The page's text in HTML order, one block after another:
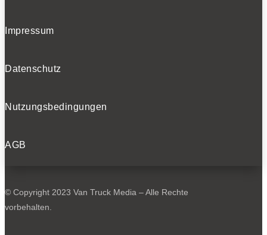
Impressum
Datenschutz
Nutzungsbedingungen
AGB
© Copyright 2023 Van Truck Media – Alle Rechte
vorbehalten.